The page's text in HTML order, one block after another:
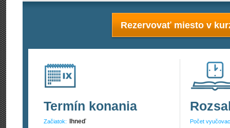
Rezervovať miesto v
Termín konania
Začiatok: Ihneď
Počet